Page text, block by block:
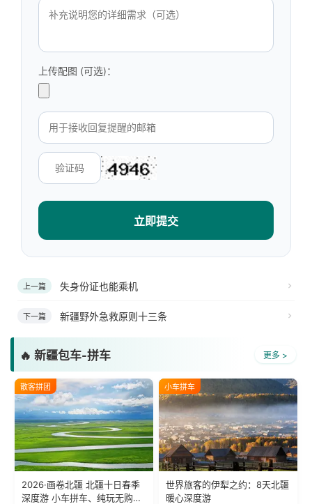
上传配图 (可选)：
立即提交
上一篇 失身份证也能乘机
下一篇 新疆野外急救原则十三条
🔥 新疆包车-拼车 更多 >
散客拼团
2026·画卷北疆 北疆十日春季
深度游 小车拼车、纯玩无购
小车拼车
世界旅客的伊犁之约：8天北疆
暖心深度游